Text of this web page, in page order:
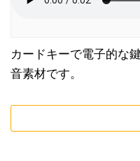
カードキーで電子的な
音素材です。